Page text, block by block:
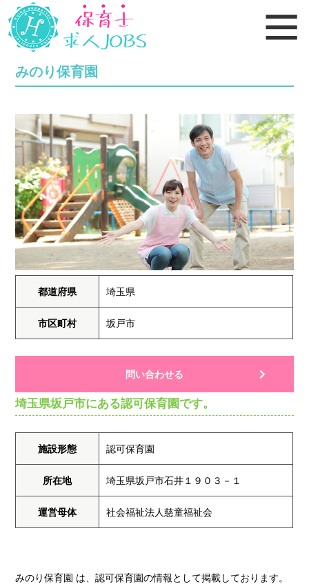
みのり保育園
都道府県 埼玉県
市区町村 坂戸市
問い合わせる
埼玉県坂戸市にある認可保育園です。
施設形態 認可保育園
所在地 埼玉県坂戸市石井１９０３－１
運営母体 社会福祉法人慈童福祉会
みのり保育園 は、認可保育園の情報として掲載しております。